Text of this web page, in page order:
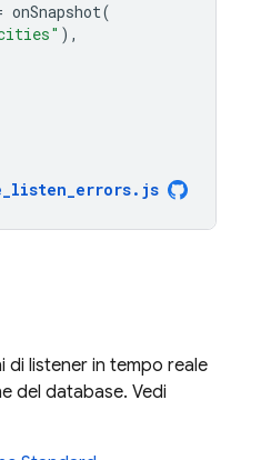
onSnapshot(
),
. js
di listener in tempo reale
del database. Vedi